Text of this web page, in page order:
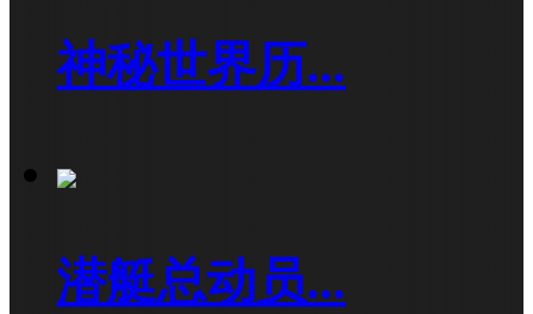
神秘世界历...
潜艇总动员...